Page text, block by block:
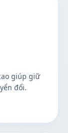
giúp giữ
đổi.